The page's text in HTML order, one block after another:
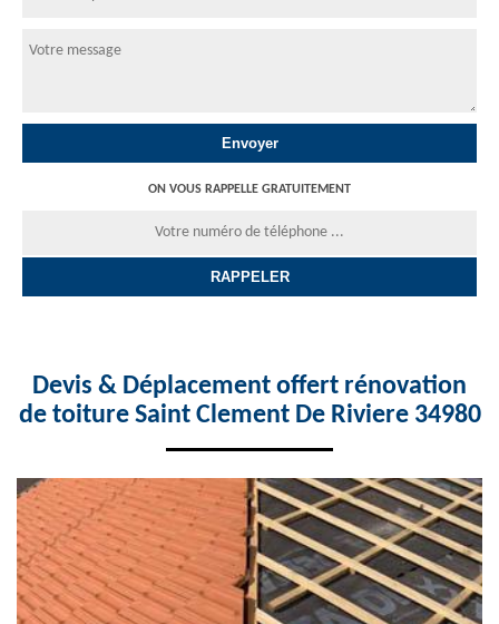
ON VOUS RAPPELLE GRATUITEMENT
Devis & Déplacement offert rénovation
de toiture Saint Clement De Riviere 34980